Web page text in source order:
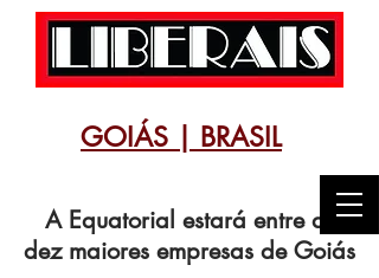
GOIÁS | BRASIL
A Equatorial estará entre as
dez maiores empresas de Goiás